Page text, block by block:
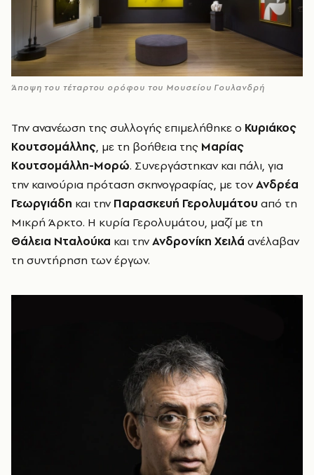
Άποψη του τέταρτου ορόφου του Μουσείου Γουλανδρή
Την ανανέωση της συλλογής επιμελήθηκε ο Κυριάκος
Κουτσομάλλης, με τη βοήθεια της Μαρίας
Κουτσομάλλη-Μορώ. Συνεργάστηκαν και πάλι, για
την καινούρια πρόταση σκηνογραφίας, με τονΑνδρέα
Γεωργιάδη και την Παρασκευή Γερολυμάτου από τη
Μικρή Άρκτο. Η κυρία Γερολυμάτου, μαζί με τη
Θάλεια Νταλούκα και τηνΑνδρονίκη Χειλά ανέλαβαν
τη συντήρηση των έργων.